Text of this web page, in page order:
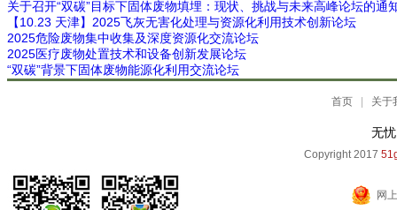
关于召开“双碳”目标下固体废物填埋：现状、挑战与未来高峰论坛的通
【10.23 天津】2025飞灰无害化处理与资源化利用技术创新论坛
2025危险废物集中收集及深度资源化交流论坛
2025医疗废物处置技术和设备创新发展论坛
“双碳”背景下固体废物能源化利用交流论坛
首页 关于
无
Copyright 2017
网